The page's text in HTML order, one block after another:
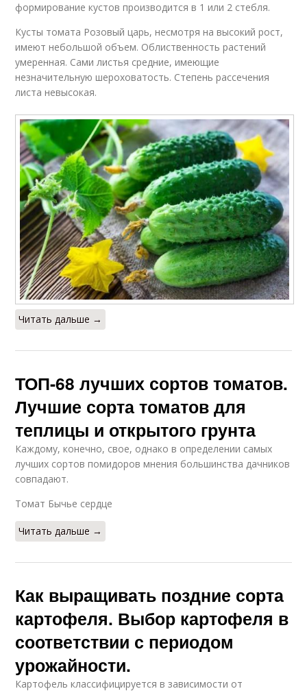
формирование кустов производится в 1 или 2 стебля.
Кусты томата Розовый царь, несмотря на высокий рост,
имеют небольшой объем. Облиственность растений
умеренная. Сами листья средние, имеющие
незначительную шероховатость. Степень рассечения
листа невысокая.
Читать дальше →
ТОП-68 лучших сортов томатов.
Лучшие сорта томатов для
теплицы и открытого грунта
Каждому, конечно, свое, однако в определении самых
лучших сортов помидоров мнения большинства дачников
совпадают.
Томат Бычье сердце
Читать дальше →
Как выращивать поздние сорта
картофеля. Выбор картофеля в
соответствии с периодом
урожайности.
Картофель классифицируется в зависимости от